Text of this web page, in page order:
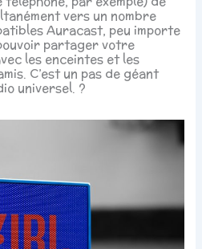
vers un nombre
Auracast, peu importe
partager votre
les enceintes et les
C’est un pas de géant
universel. ?